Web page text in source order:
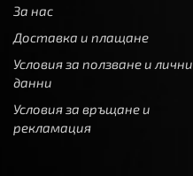
За нас
Доставка и плащане
Условия за ползване и лични
данни
Условия за връщане и
рекламация